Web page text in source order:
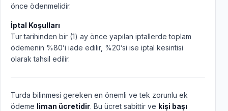
önce ödenmelidir.
İptal Koşulları
Tur tarihinden bir (1) ay önce yapılan iptallerde toplam
ödemenin %80’i iade edilir, %20’si ise iptal kesintisi
olarak tahsil edilir.
Turda bilinmesi gereken en önemli ve tek zorunlu ek
ödeme liman ücretidir. Bu ücret sabittir ve kişi başı